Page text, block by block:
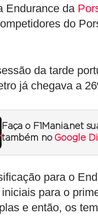
Endurance da
do
da tarde
já chegava a
Faça o F1Mania.net
também no Google
para o
para o
e então, os